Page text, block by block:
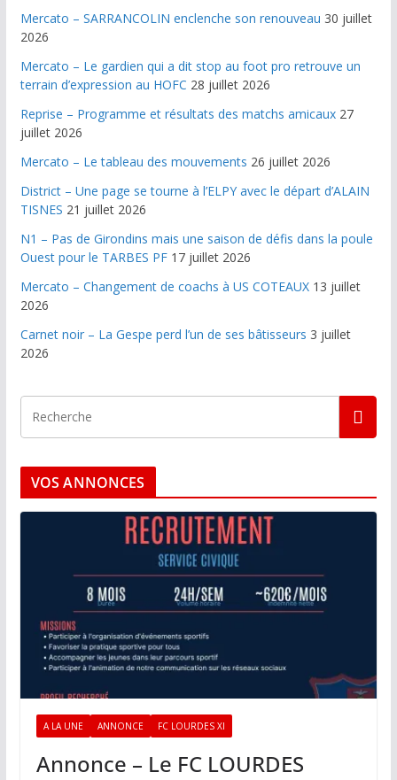
Mercato – SARRANCOLIN enclenche son renouveau 30 juillet
2026
Mercato – Le gardien qui a dit stop au foot pro retrouve un
terrain d’expression au HOFC 28 juillet 2026
Reprise – Programme et résultats des matchs amicaux 27
juillet 2026
Mercato – Le tableau des mouvements 26 juillet 2026
District – Une page se tourne à l’ELPY avec le départ d’ALAIN
TISNES 21 juillet 2026
N1 – Pas de Girondins mais une saison de défis dans la poule
Ouest pour le TARBES PF 17 juillet 2026
Mercato – Changement de coachs à US COTEAUX 13 juillet
2026
Carnet noir – La Gespe perd l’un de ses bâtisseurs 3 juillet
2026
VOS ANNONCES
A LA UNE ANNONCE FC LOURDES XI
Annonce – Le FC LOURDES